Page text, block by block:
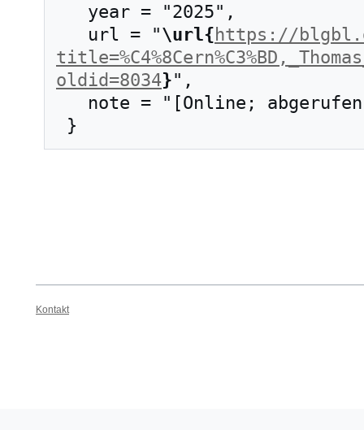
   url = "
\url{ https://
oldid=8034}",
Kontakt